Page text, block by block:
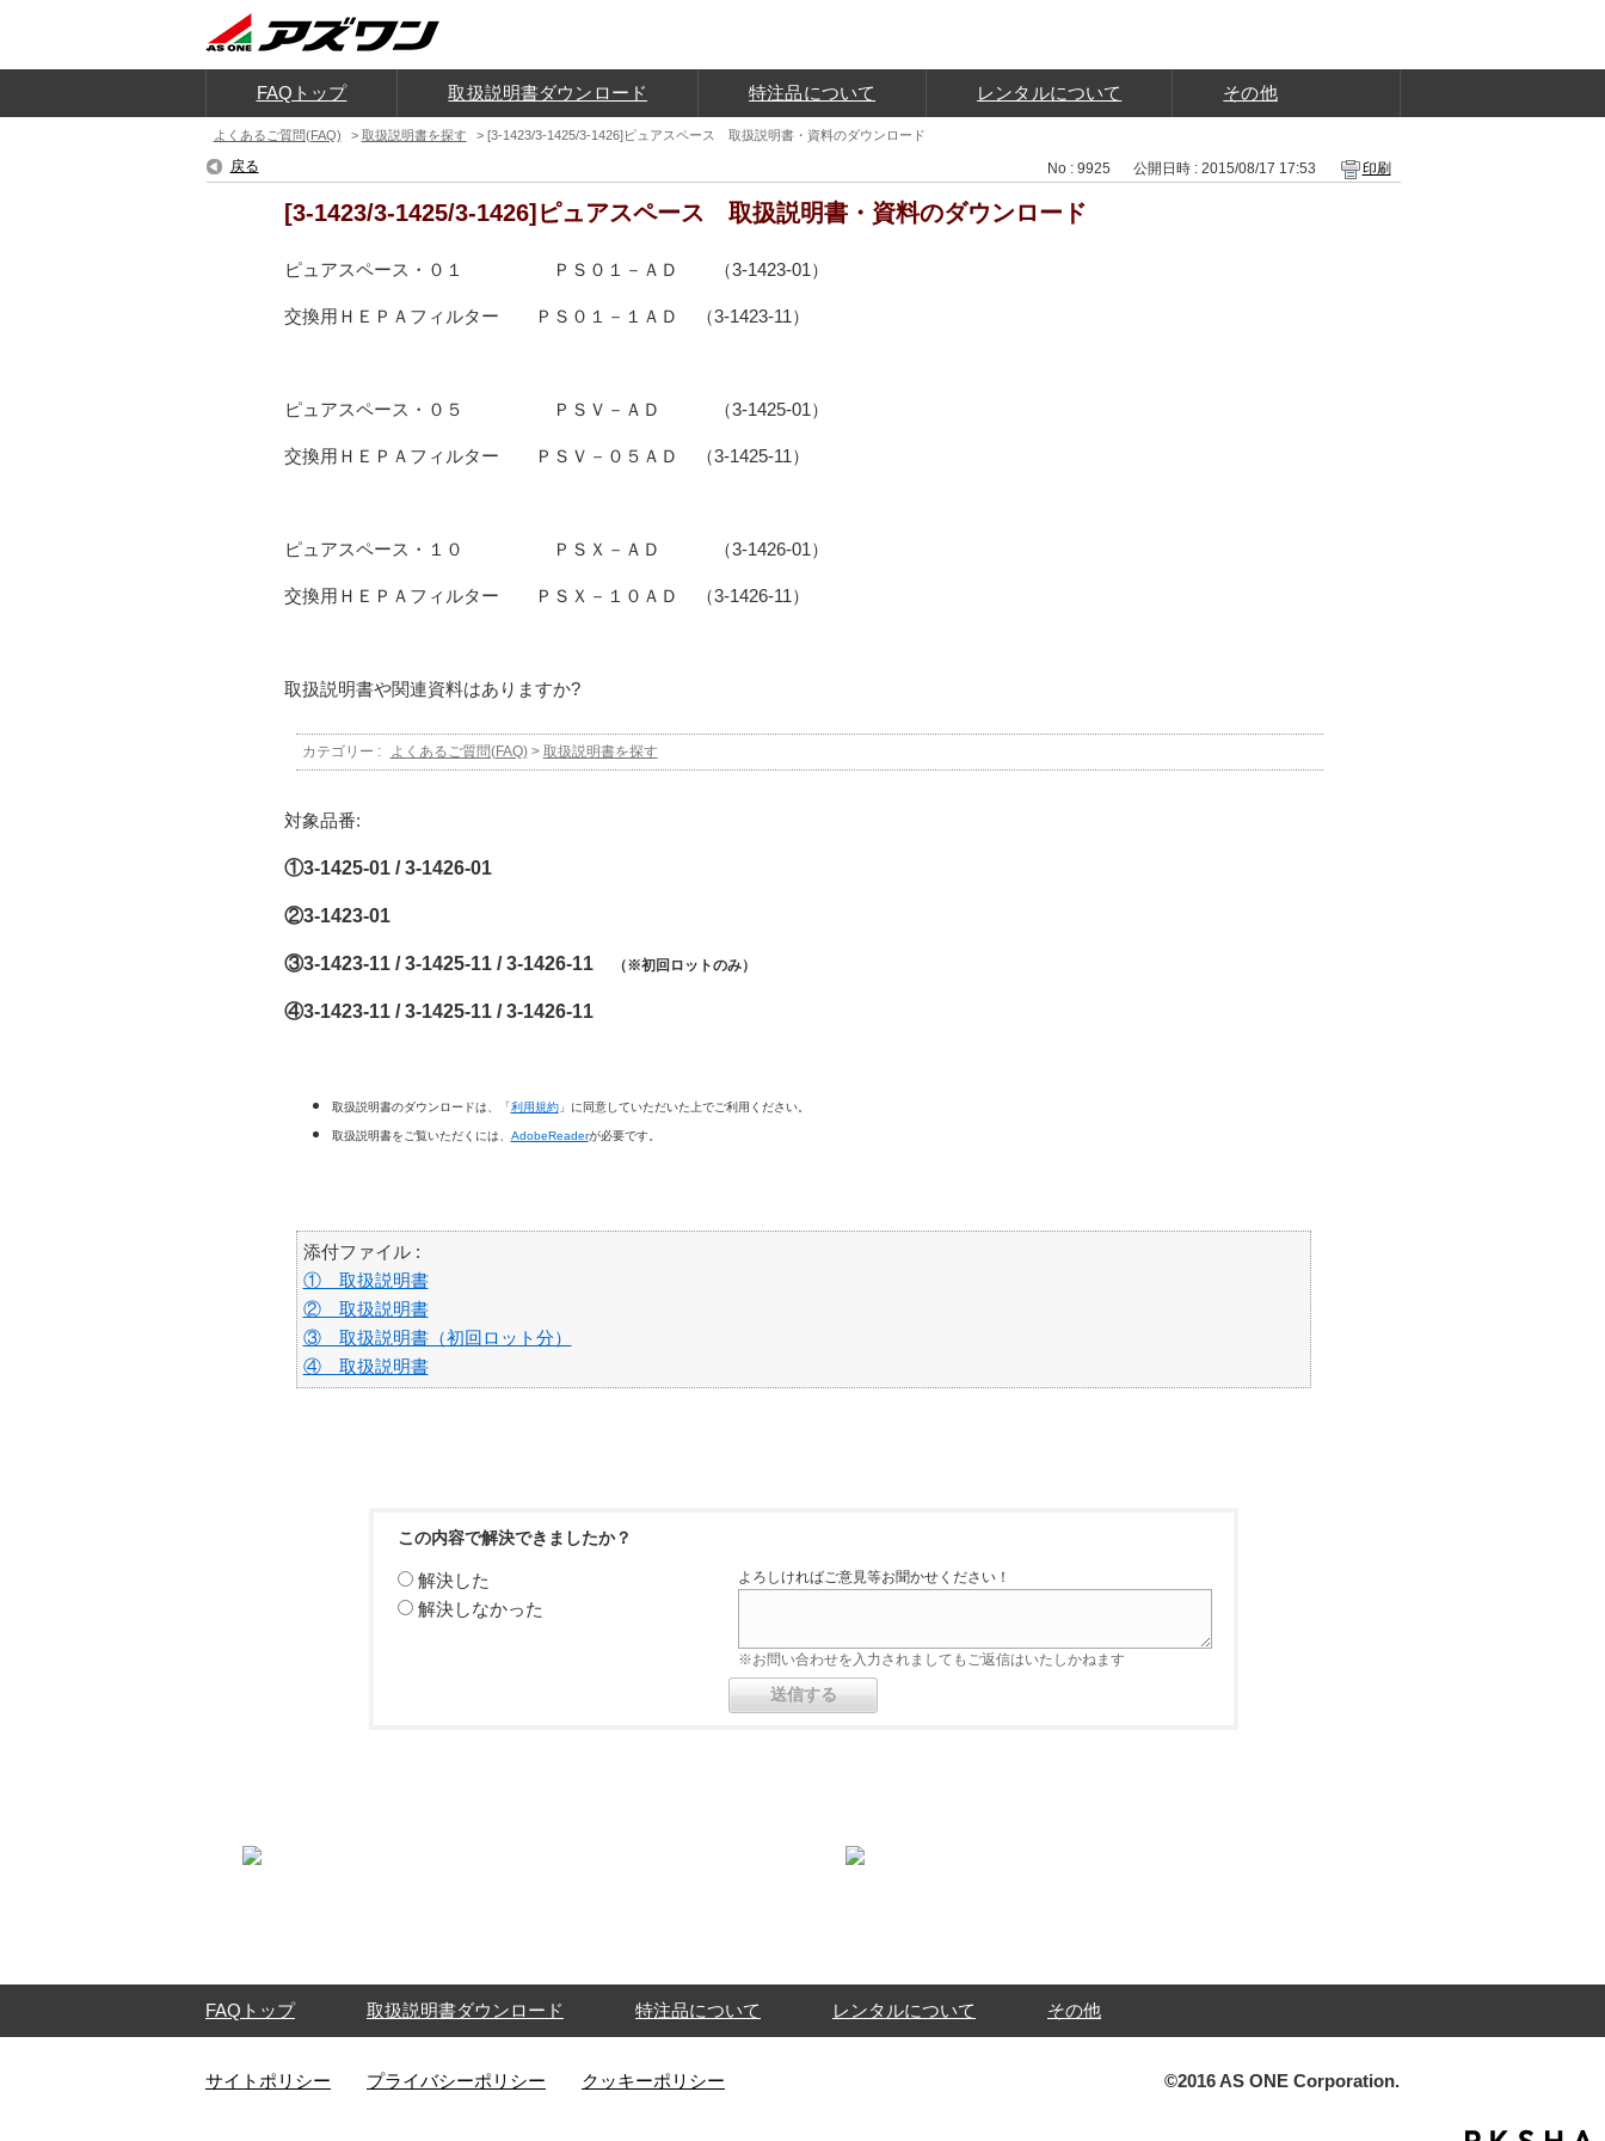
よくあるご質問(FAQ) > 取扱説明書を探す > [3-1423/3-1425/3-1426]ピュアスペース 取扱説明書・資料のダウンロード
戻る No : 9925 公開日時 : 2015/08/17 17:53 印刷
[3-1423/3-1425/3-1426]ピュアスペース 取扱説明書・資料のダウンロード
ピュアスペース・０１ ＰＳ０１－ＡＤ （3-1423-01）
交換用ＨＥＰＡフィルター ＰＳ０１－１ＡＤ （3-1423-11）
ピュアスペース・０５ ＰＳＶ－ＡＤ （3-1425-01）
交換用ＨＥＰＡフィルター ＰＳＶ－０５ＡＤ （3-1425-11）
ピュアスペース・１０ ＰＳＸ－ＡＤ （3-1426-01）
交換用ＨＥＰＡフィルター ＰＳＸ－１０ＡＤ （3-1426-11）
取扱説明書や関連資料はありますか?
カテゴリー : よくあるご質問(FAQ)> 取扱説明書を探す
対象品番:
①3-1425-01 / 3-1426-01
②3-1423-01
③3-1423-11 / 3-1425-11 / 3-1426-11 （※初回ロットのみ）
④3-1423-11 / 3-1425-11 / 3-1426-11
取扱説明書のダウンロードは、「利用規約」に同意していただいた上でご利用ください。
取扱説明書をご覧いただくには、 AdobeReaderが必要です。
添付ファイル :
① 取扱説明書
② 取扱説明書
③ 取扱説明書（初回ロット分）
④ 取扱説明書
この内容で解決できましたか？
解決した
解決しなかった
よろしければご意見等お聞かせください！
※お問い合わせを入力されましてもご返信はいたしかねます
FAQトップ 取扱説明書ダウンロード 特注品について レンタルについて その他
FAQトップ 取扱説明書ダウンロード 特注品について レンタルについて その他
サイトポリシー プライバシーポリシー クッキーポリシー ©2016 AS ONE Corporation.